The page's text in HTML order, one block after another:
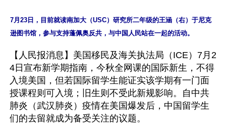
7月23日，目前就读南加大（USC）研究所二年级的王涵（右）于尼克
【人民报消息】美国移民及海关执法局（ICE）7月2
4日宣布新学期指南，今秋全网课的国际新生，不得
入境美国，但若国际留学生能证实该学期有一门面
授课程则可入境；旧生则不受此新规影响。自中共
肺炎（武汉肺炎）疫情在美国爆发后，中国留学生
们的去留就成为备受关注的议题。